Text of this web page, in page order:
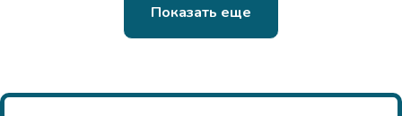
Показать еще